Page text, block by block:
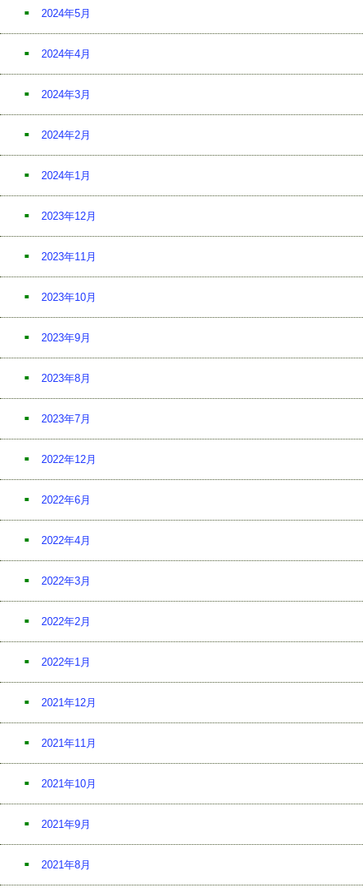
2024年5月
2024年4月
2024年3月
2024年2月
2024年1月
2023年12月
2023年11月
2023年10月
2023年9月
2023年8月
2023年7月
2022年12月
2022年6月
2022年4月
2022年3月
2022年2月
2022年1月
2021年12月
2021年11月
2021年10月
2021年9月
2021年8月